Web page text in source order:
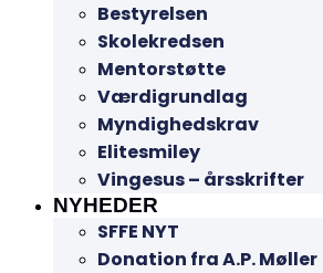
Bestyrelsen
Skolekredsen
Mentorstøtte
Værdigrundlag
Myndighedskrav
Elitesmiley
Vingesus – årsskrifter
NYHEDER
SFFE NYT
Donation fra A.P. Møller